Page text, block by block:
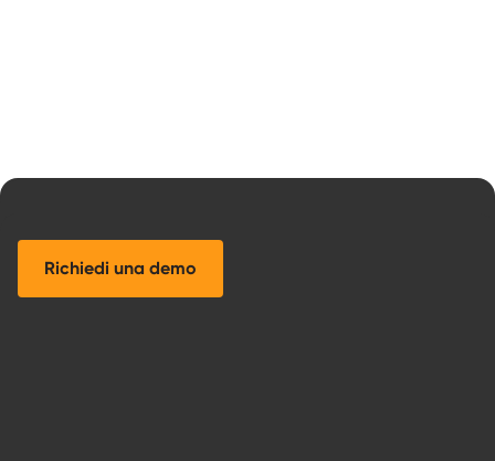
Richiedi una demo